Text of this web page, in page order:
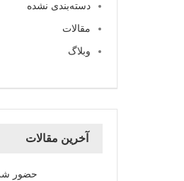
دسته‌بندی نشده
مقالات
وبلاگ
آخرین مقالات
حضور